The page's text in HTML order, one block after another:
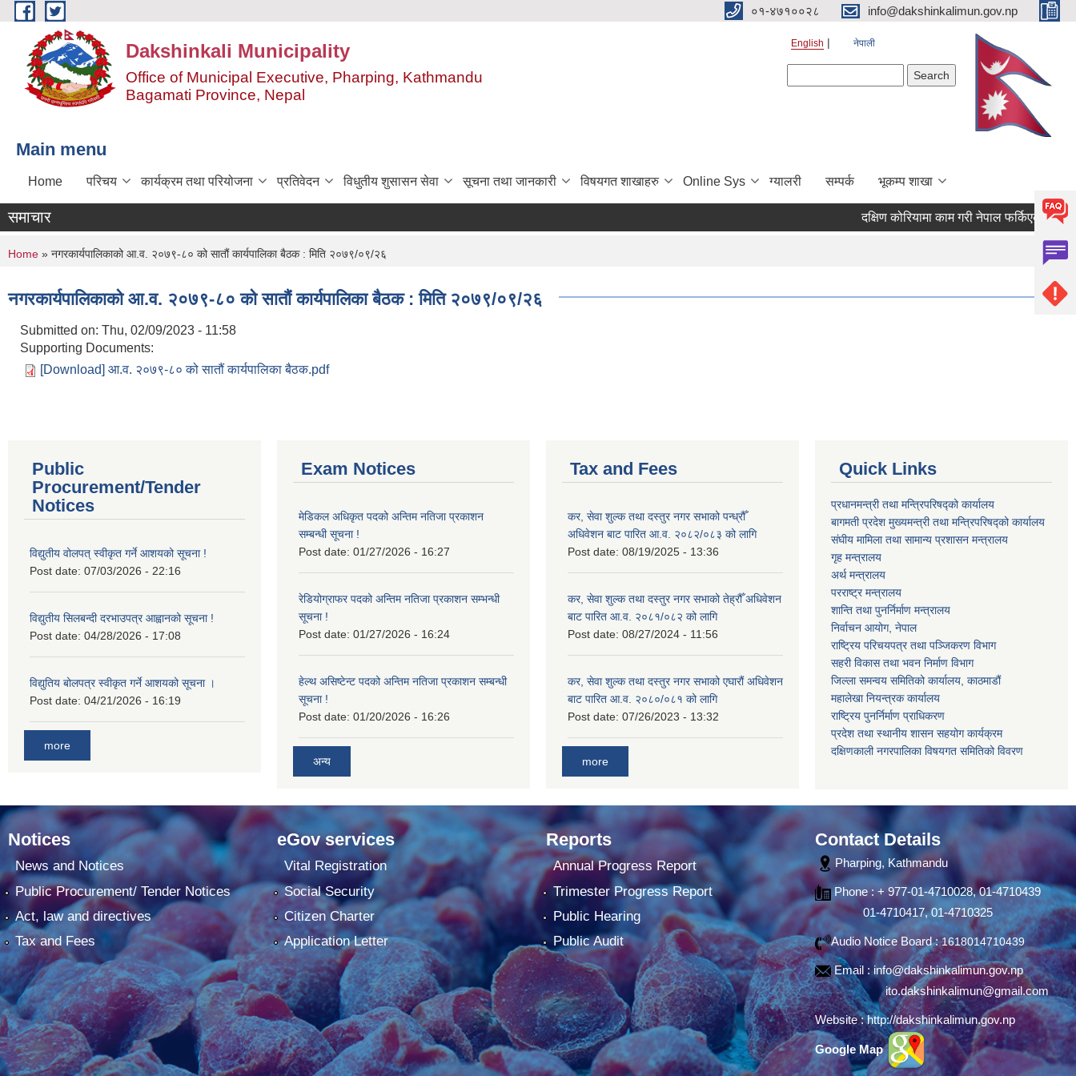
Skip to main content ०१-४७१००२८ info@dakshinkalimun.gov.np
Dakshinkali Municipality
Office of Municipal Executive, Pharping, Kathmandu
Bagamati Province, Nepal
English नेपाली
Main menu
Home परिचय कार्यक्रम तथा परियोजना प्रतिवेदन विधुतीय शुसासन सेवा सूचना तथा जानकारी विषयगत शाखाहरु Online Sys ग्यालरी सम्पर्क भूकम्प शाखा
समाचार दक्षिण कोरियामा काम गरी नेपाल फर्किएका
You are here
Home » नगरकार्यपालिकाको आ.व. २०७९-८० को सातौं कार्यपालिका बैठक : मिति २०७९/०९/२६
नगरकार्यपालिकाको आ.व. २०७९-८० को सातौं कार्यपालिका बैठक : मिति २०७९/०९/२६
Submitted on: Thu, 02/09/2023 - 11:58
Supporting Documents:
[Download] आ.व. २०७९-८० को सातौं कार्यपालिका बैठक.pdf
Public
Procurement/Tender
Notices
विद्युतीय वोलपत् स्वीकृत गर्ने आशयको सूचना !
Post date: 07/03/2026 - 22:16
विद्युतीय सिलबन्दी दरभाउपत्र आह्वानको सूचना !
Post date: 04/28/2026 - 17:08
विद्युतिय बोलपत्र स्वीकृत गर्ने आशयको सूचना ।
Post date: 04/21/2026 - 16:19
more
Exam Notices
मेडिकल अधिकृत पदको अन्तिम नतिजा प्रकाशन
सम्बन्धी सूचना !
Post date: 01/27/2026 - 16:27
रेडियोग्राफर पदको अन्तिम नतिजा प्रकाशन सम्भन्धी
सूचना !
Post date: 01/27/2026 - 16:24
हेल्थ असिष्टेन्ट पदको अन्तिम नतिजा प्रकाशन सम्बन्धी
सूचना !
Post date: 01/20/2026 - 16:26
अन्य
Tax and Fees
कर, सेवा शुल्क तथा दस्तुर नगर सभाको पन्ध्रौँ
अधिवेशन बाट पारित आ.व. २०८२/०८३ को लागि
Post date: 08/19/2025 - 13:36
कर, सेवा शुल्क तथा दस्तुर नगर सभाको तेह्रौँ अधिवेशन
बाट पारित आ.व. २०८१/०८२ को लागि
Post date: 08/27/2024 - 11:56
कर, सेवा शुल्क तथा दस्तुर नगर सभाको एघारौं अधिवेशन
बाट पारित आ.व. २०८०/०८१ को लागि
Post date: 07/26/2023 - 13:32
more
Quick Links
प्रधानमन्त्री तथा मन्त्रिपरिषद्को कार्यालय
बागमती प्रदेश मुख्यमन्त्री तथा मन्त्रिपरिषद्को कार्यालय
संघीय मामिला तथा सामान्य प्रशासन मन्त्रालय
गृह मन्त्रालय
अर्थ मन्त्रालय
परराष्ट्र मन्त्रालय
शान्ति तथा पुनर्निर्माण मन्त्रालय
निर्वाचन आयोग, नेपाल
राष्ट्रिय परिचयपत्र तथा पञ्जिकरण विभाग
सहरी विकास तथा भवन निर्माण विभाग
जिल्ला समन्वय समितिको कार्यालय, काठमाडौं
महालेखा नियन्त्रक कार्यालय
राष्ट्रिय पुनर्निर्माण प्राधिकरण
प्रदेश तथा स्थानीय शासन सहयोग कार्यक्रम
दक्षिणकाली नगरपालिका विषयगत समितिको विवरण
Notices
News and Notices
Public Procurement/ Tender Notices
Act, law and directives
Tax and Fees
eGov services
Vital Registration
Social Security
Citizen Charter
Application Letter
Reports
Annual Progress Report
Trimester Progress Report
Public Hearing
Public Audit
Contact Details
Pharping, Kathmandu
Phone : + 977-01-4710028, 01-4710439
01-4710417, 01-4710325
Audio Notice Board :1618014710439
Email :info@dakshinkalimun.gov.np
ito.dakshinkalimun@gmail.com
Website :http://dakshinkalimun.gov.np
Google Map